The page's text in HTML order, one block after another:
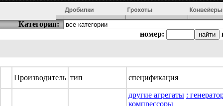
Категория:
номер:
Производитель тип спецификация
другие агрегаты :
компрессоры